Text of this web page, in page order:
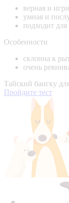
верная и
умная и
подходит
Особенности
склонна к
очень
Тайский бангку
Пройдите тест